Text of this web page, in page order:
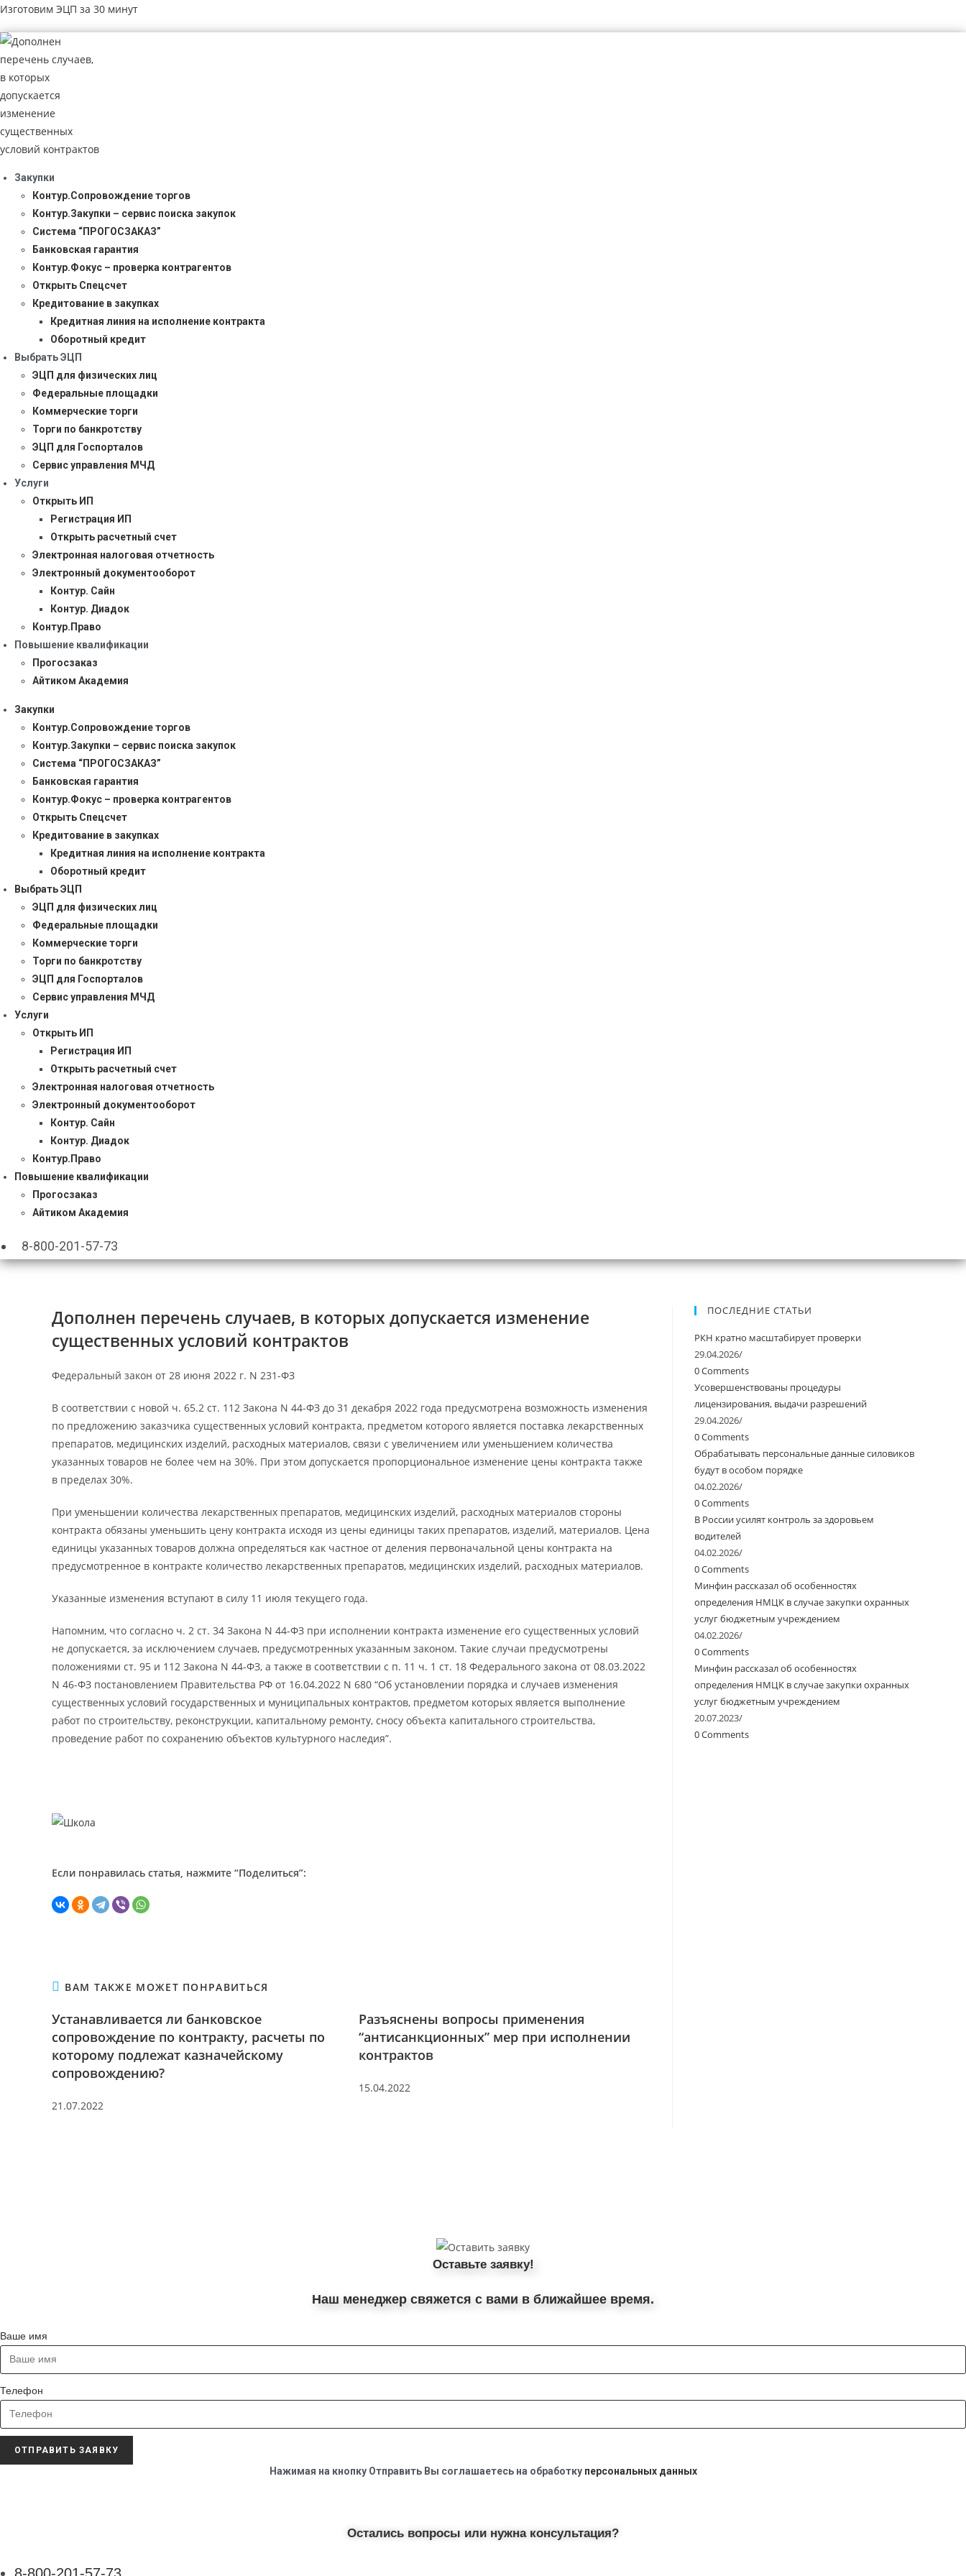
Изготовим ЭЦП за 30 минут
Закупки
Контур.Сопровождение торгов
Контур.Закупки – сервис поиска закупок
Система “ПРОГОСЗАКАЗ”
Банковская гарантия
Контур.Фокус – проверка контрагентов
Открыть Спецсчет
Кредитование в закупках
Кредитная линия на исполнение контракта
Оборотный кредит
Выбрать ЭЦП
ЭЦП для физических лиц
Федеральные площадки
Коммерческие торги
Торги по банкротству
ЭЦП для Госпорталов
Сервис управления МЧД
Услуги
Открыть ИП
Регистрация ИП
Открыть расчетный счет
Электронная налоговая отчетность
Электронный документооборот
Контур. Сайн
Контур. Диадок
Контур.Право
Повышение квалификации
Прогосзаказ
Айтиком Академия
Закупки
Контур.Сопровождение торгов
Контур.Закупки – сервис поиска закупок
Система “ПРОГОСЗАКАЗ”
Банковская гарантия
Контур.Фокус – проверка контрагентов
Открыть Спецсчет
Кредитование в закупках
Кредитная линия на исполнение контракта
Оборотный кредит
Выбрать ЭЦП
ЭЦП для физических лиц
Федеральные площадки
Коммерческие торги
Торги по банкротству
ЭЦП для Госпорталов
Сервис управления МЧД
Услуги
Открыть ИП
Регистрация ИП
Открыть расчетный счет
Электронная налоговая отчетность
Электронный документооборот
Контур. Сайн
Контур. Диадок
Контур.Право
Повышение квалификации
Прогосзаказ
Айтиком Академия
8-800-201-57-73
Дополнен перечень случаев, в которых допускается изменение
существенных условий контрактов
Федеральный закон от 28 июня 2022 г. N 231-ФЗ
В соответствии с новой ч. 65.2 ст. 112 Закона N 44-ФЗ до 31 декабря 2022 года предусмотрена возможность изменения
по предложению заказчика существенных условий контракта, предметом которого является поставка лекарственных
препаратов, медицинских изделий, расходных материалов, связи с увеличением или уменьшением количества
указанных товаров не более чем на 30%. При этом допускается пропорциональное изменение цены контракта также
в пределах 30%.
При уменьшении количества лекарственных препаратов, медицинских изделий, расходных материалов стороны
контракта обязаны уменьшить цену контракта исходя из цены единицы таких препаратов, изделий, материалов. Цена
единицы указанных товаров должна определяться как частное от деления первоначальной цены контракта на
предусмотренное в контракте количество лекарственных препаратов, медицинских изделий, расходных материалов.
Указанные изменения вступают в силу 11 июля текущего года.
Напомним, что согласно ч. 2 ст. 34 Закона N 44-ФЗ при исполнении контракта изменение его существенных условий
не допускается, за исключением случаев, предусмотренных указанным законом. Такие случаи предусмотрены
положениями ст. 95 и 112 Закона N 44-ФЗ, а также в соответствии с п. 11 ч. 1 ст. 18 Федерального закона от 08.03.2022
N 46-ФЗ постановлением Правительства РФ от 16.04.2022 N 680 “Об установлении порядка и случаев изменения
существенных условий государственных и муниципальных контрактов, предметом которых является выполнение
работ по строительству, реконструкции, капитальному ремонту, сносу объекта капитального строительства,
проведение работ по сохранению объектов культурного наследия”.
Если понравилась статья, нажмите “Поделиться”:
ВАМ ТАКЖЕ МОЖЕТ ПОНРАВИТЬСЯ
Устанавливается ли банковское
сопровождение по контракту, расчеты по
которому подлежат казначейскому
сопровождению?
21.07.2022
Разъяснены вопросы применения
“антисанкционных” мер при исполнении
контрактов
15.04.2022
ПОСЛЕДНИЕ СТАТЬИ
РКН кратно масштабирует проверки
29.04.2026/
0 Comments
Усовершенствованы процедуры
лицензирования, выдачи разрешений
29.04.2026/
0 Comments
Обрабатывать персональные данные силовиков
будут в особом порядке
04.02.2026/
0 Comments
В России усилят контроль за здоровьем
водителей
04.02.2026/
0 Comments
Минфин рассказал об особенностях
определения НМЦК в случае закупки охранных
услуг бюджетным учреждением
04.02.2026/
0 Comments
Минфин рассказал об особенностях
определения НМЦК в случае закупки охранных
услуг бюджетным учреждением
20.07.2023/
0 Comments
Оставьте заявку!
Наш менеджер свяжется с вами в ближайшее время.
Ваше имя
Телефон
ОТПРАВИТЬ ЗАЯВКУ
Нажимая на кнопку Отправить Вы соглашаетесь на обработку персональных данных
Остались вопросы или нужна консультация?
8-800-201-57-73